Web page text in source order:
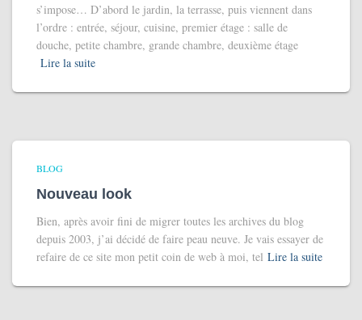
s’impose… D’abord le jardin, la terrasse, puis viennent dans
l’ordre : entrée, séjour, cuisine, premier étage : salle de
douche, petite chambre, grande chambre, deuxième étage
Lire la suite
BLOG
Nouveau look
Bien, après avoir fini de migrer toutes les archives du blog
depuis 2003, j’ai décidé de faire peau neuve. Je vais essayer de
refaire de ce site mon petit coin de web à moi, tel Lire la suite